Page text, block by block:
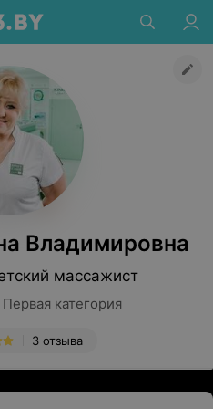
Владимировна
массажист
категория
3 отзыва